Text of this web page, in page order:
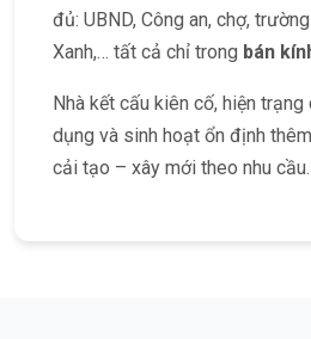
đủ: UBND, Công an, chợ,
Xanh,… tất cả chỉ trong bán
Nhà kết cấu kiên cố, hiện
dụng và sinh hoạt ổn định thêm
cải tạo – xây mới theo nhu cầu.